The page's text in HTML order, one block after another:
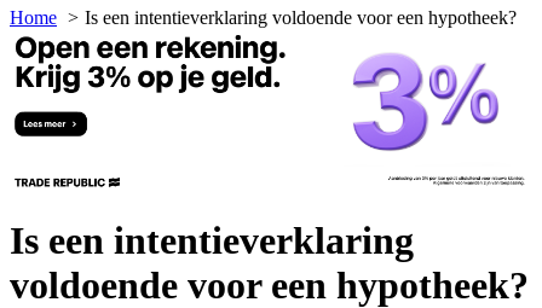
Home
Is een intentieverklaring voldoende voor een hypotheek?
Is een intentieverklaring
voldoende voor een hypotheek?